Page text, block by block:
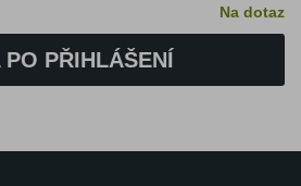
Na dotaz
PO PŘIHLÁŠENÍ